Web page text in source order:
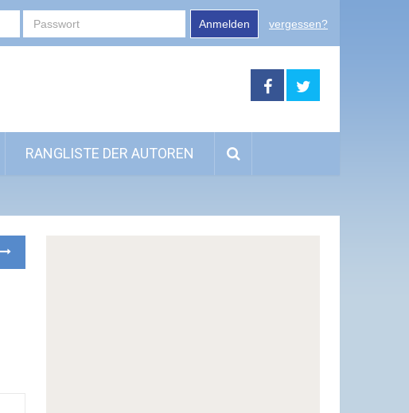
Anmelden vergessen?
RANGLISTE DER AUTOREN